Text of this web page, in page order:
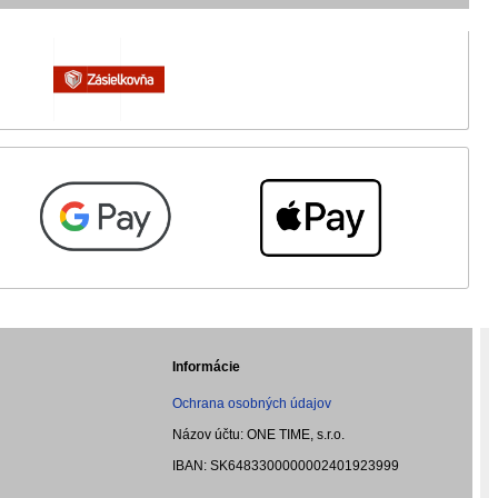
Informácie
Ochrana osobných údajov
Názov účtu: ONE TIME, s.r.o.
IBAN: SK6483300000002401923999